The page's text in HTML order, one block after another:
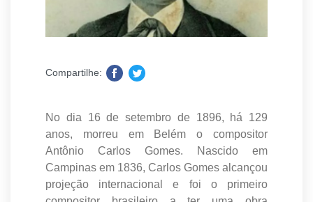
Compartilhe:
No dia 16 de setembro de 1896, há 129
anos, morreu em Belém o compositor
Antônio Carlos Gomes. Nascido em
Campinas em 1836, Carlos Gomes alcançou
projeção internacional e foi o primeiro